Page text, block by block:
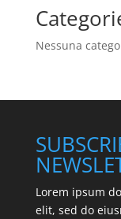
Nessuna
Lorem ipsum
elit, sed do